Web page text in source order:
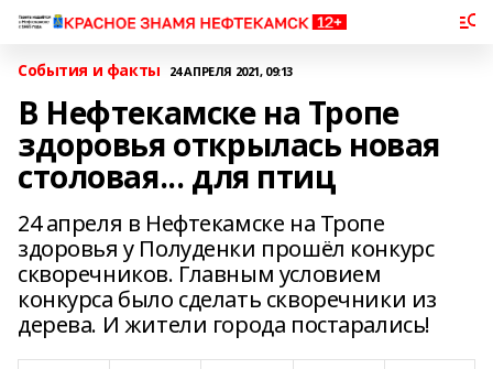
События и факты 24 АПРЕЛЯ 2021, 09:13
В Нефтекамске на Тропе
здоровья открылась новая
столовая... для птиц
24 апреля в Нефтекамске на Тропе
здоровья у Полуденки прошёл конкурс
скворечников. Главным условием
конкурса было сделать скворечники из
дерева. И жители города постарались!